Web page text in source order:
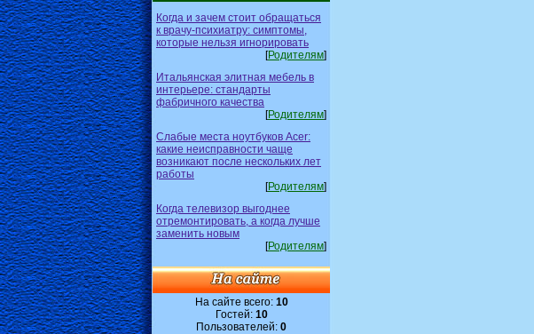
Когда и зачем стоит обращаться
к врачу-психиатру: симптомы,
которые нельзя игнорировать
[Родителям]
Итальянская элитная мебель в
интерьере: стандарты
фабричного качества
[Родителям]
Слабые места ноутбуков Acer:
какие неисправности чаще
возникают после нескольких лет
работы
[Родителям]
Когда телевизор выгоднее
отремонтировать, а когда лучше
заменить новым
[Родителям]
На сайте всего: 10
Гостей: 10
Пользователей: 0